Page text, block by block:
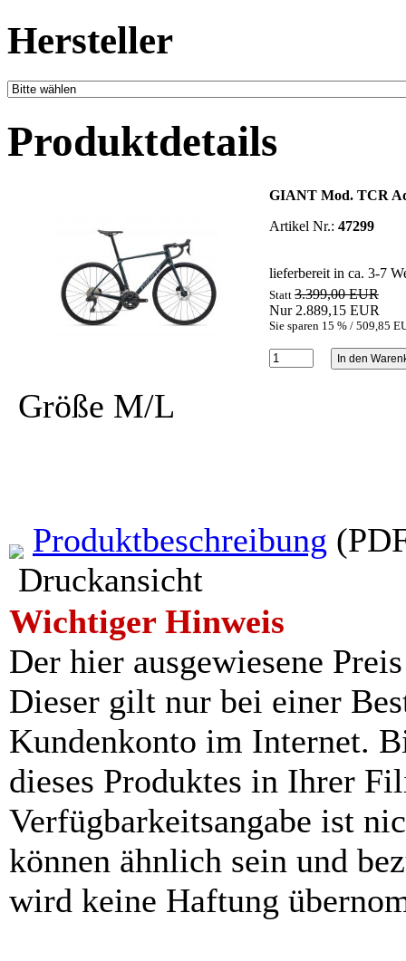
Hersteller
Produktdetails
GIANT Mod. TCR
Artikel Nr.: 47299
lieferbereit in ca. 3-7
Statt 3.399,00 EUR
Nur 2.889,15 EUR
Sie sparen 15 % / 509,85
Größe M/L
Produktbeschreibung
Druckansicht
Wichtiger Hinweis
Der hier ausgewiesene
Dieser gilt nur bei einer
Kundenkonto im Internet.
dieses Produktes in Ihrer
Verfügbarkeitsangabe ist
können ähnlich sein und
wird keine Haftung